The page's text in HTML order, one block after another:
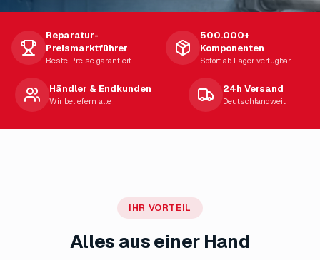
Reparatur-
Preismarktführer
Beste Preise garantiert
500.000+
Komponenten
Sofort ab Lager verfügbar
Händler & Endkunden
Wir beliefern alle
24h Versand
Deutschlandweit
IHR VORTEIL
Alles aus einer Hand